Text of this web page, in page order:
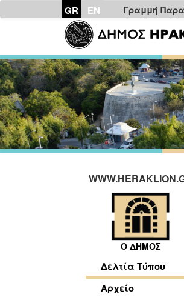
GR EN Γραμμή
Ο ΔΗΜΟΣ
Δελτία Τύπου
Αρχείο